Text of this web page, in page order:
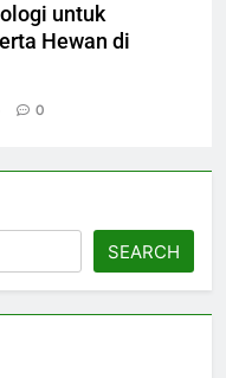
untuk
Hewan di
0
SEARCH